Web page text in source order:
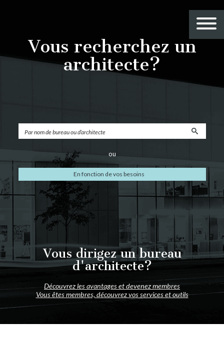
Vous recherchez un
architecte?
ou
En fonction de vos besoins
Vous dirigez un bureau
d'architecte?
Découvrez les avantages et devenez membres
Vous êtes membres, découvrez vos services et outils